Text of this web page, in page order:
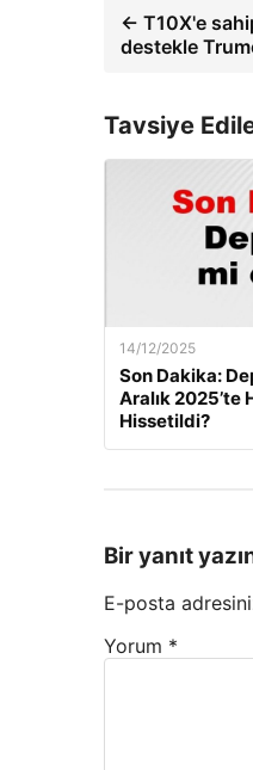
← T10X'e
destekle
Tavsiye
14/12/2025
Son Dakika:
Aralık 2025’te
Hissetildi?
Bir yanıt
E-posta
Yorum *